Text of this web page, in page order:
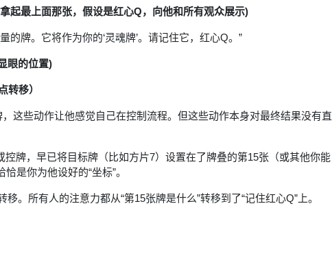
起最上面那张，假设是红心Q，向他和所有观众展示)
的牌。它将作为你的‘灵魂牌’。请记住它，红心Q。”
眼的位置)
转移）
这些动作让他感觉自己在控制流程。但这些动作本身对最终结果没有直
控牌，早已将目标牌（比如方片7）设置在了牌叠的第15张（或其他你能
是你为他设好的“坐标”。
。所有人的注意力都从“第15张牌是什么”转移到了“记住红心Q”上。